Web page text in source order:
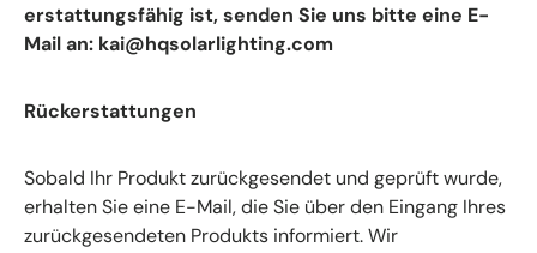
erstattungsfähig ist, senden Sie uns bitte eine E-
Mail an: kai@hqsolarlighting.com
Rückerstattungen
Sobald Ihr Produkt zurückgesendet und geprüft wurde,
erhalten Sie eine E-Mail, die Sie über den Eingang Ihres
zurückgesendeten Produkts informiert. Wir